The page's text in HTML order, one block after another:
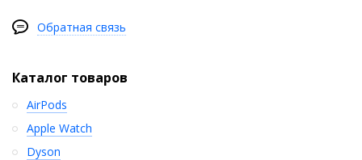
Обратная связь
Каталог товаров
AirPods
Apple Watch
Dyson